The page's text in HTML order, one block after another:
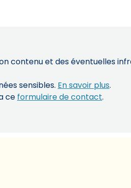
contenu et des éventuelles
sensibles. En savoir plus.
ce formulaire de contact.